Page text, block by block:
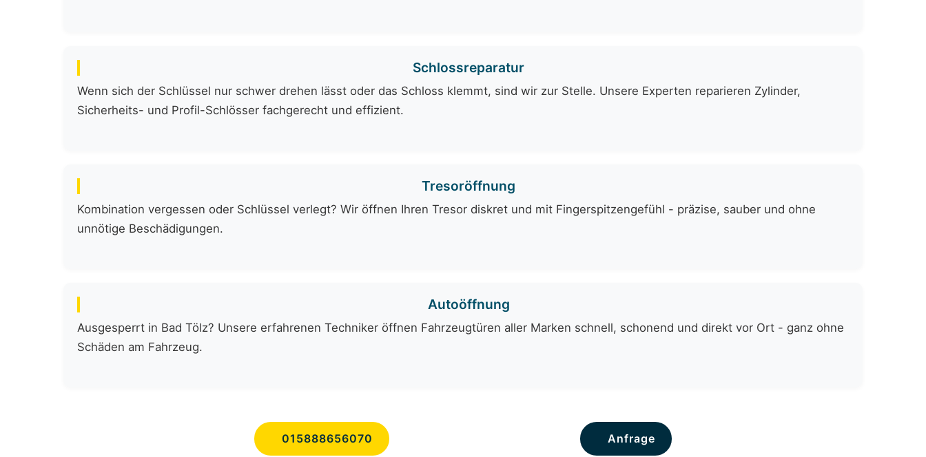
Schlossreparatur
Wenn sich der Schlüssel nur schwer drehen lässt oder das Schloss klemmt, sind wir zur Stelle. Unsere Experten reparieren Zylinder,
Sicherheits- und Profil-Schlösser fachgerecht und effizient.
Tresoröffnung
Kombination vergessen oder Schlüssel verlegt? Wir öffnen Ihren Tresor diskret und mit Fingerspitzengefühl - präzise, sauber und ohne
unnötige Beschädigungen.
Autoöffnung
Ausgesperrt in Bad Tölz? Unsere erfahrenen Techniker öffnen Fahrzeugtüren aller Marken schnell, schonend und direkt vor Ort - ganz ohne
Schäden am Fahrzeug.
015888656070 Anfrage